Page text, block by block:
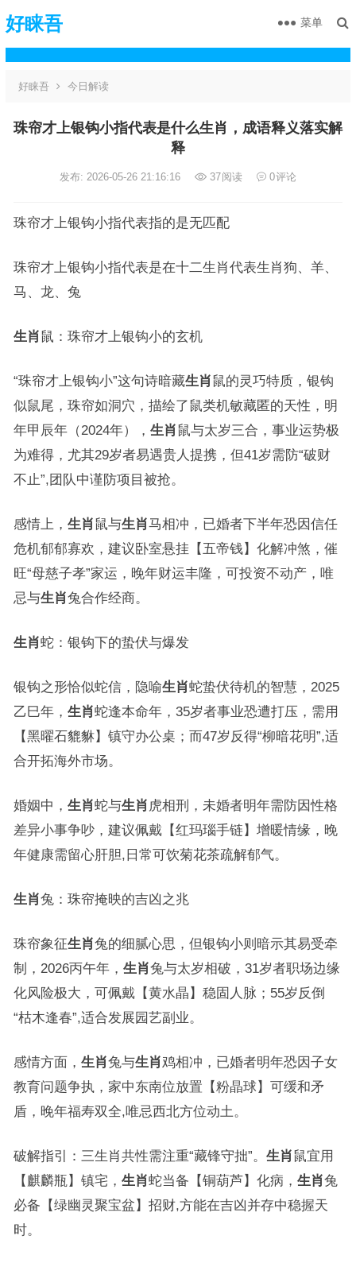
好睐吾 菜单
好睐吾 今日解读
珠帘才上银钩小指代表是什么生肖，成语释义落实解
释
发布: 2026-05-26 21:16:16 37阅读 0评论
珠帘才上银钩小指代表指的是无匹配
珠帘才上银钩小指代表是在十二生肖代表生肖狗、羊、
马、龙、兔
生肖鼠：珠帘才上银钩小的玄机
“珠帘才上银钩小”这句诗暗藏生肖鼠的灵巧特质，银钩
似鼠尾，珠帘如洞穴，描绘了鼠类机敏藏匿的天性，明
年甲辰年（2024年）， 生肖鼠与太岁三合，事业运势极
为难得，尤其29岁者易遇贵人提携，但41岁需防“破财
不止”,团队中谨防项目被抢。
感情上， 生肖鼠与生肖马相冲，已婚者下半年恐因信任
危机郁郁寡欢，建议卧室悬挂【五帝钱】化解冲煞，催
旺“母慈子孝”家运，晚年财运丰隆，可投资不动产，唯
忌与生肖兔合作经商。
生肖蛇：银钩下的蛰伏与爆发
银钩之形恰似蛇信，隐喻生肖蛇蛰伏待机的智慧，2025
乙巳年， 生肖蛇逢本命年，35岁者事业恐遭打压，需用
【黑曜石貔貅】镇守办公桌；而47岁反得“柳暗花明”,适
合开拓海外市场。
婚姻中， 生肖蛇与生肖 虎相刑，未婚者明年需防因性格
差异小事争吵，建议佩戴【红玛瑙手链】增暖情缘，晚
年健康需留心肝胆,日常可饮菊花茶疏解郁气。
生肖兔：珠帘掩映的吉凶之兆
珠帘象征生肖兔的细腻心思，但银钩小则暗示其易受牵
制，2026丙午年， 生肖兔与太岁相破，31岁者职场边缘
化风险极大，可佩戴【黄水晶】稳固人脉；55岁反倒
“枯木逢春”,适合发展园艺副业。
感情方面， 生肖兔与生肖鸡相冲，已婚者明年恐因子女
教育问题争执，家中东南位放置【粉晶球】可缓和矛
盾，晚年福寿双全,唯忌西北方位动土。
破解指引：三生肖共性需注重“藏锋守拙”。 生肖鼠宜用
【麒麟瓶】镇宅， 生肖蛇当备【铜葫芦】化病， 生肖兔
必备【绿幽灵聚宝盆】招财,方能在吉凶并存中稳握天
时。